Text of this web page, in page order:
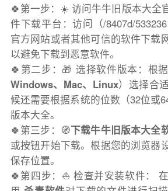
🍀第一步：☀️ 访问牛牛旧版本大全
件下载平台：访问（/8407d/
官方网站或者其他可信的软件下载
以避免下载到恶意软件。
🍀第二步：🎁 选择软件版本：根
Windows、Mac、Linux）选择合
候还需要根据系统的位数（32位或
版本大全。
🍀第三步：🧭下载牛牛旧版本大全
或按钮开始下载。根据您的浏览器
保存位置。
🍀第四步：⛵️ 检查并安装软件：